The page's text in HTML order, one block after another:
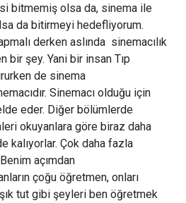
bitmemiş olsa da, sinema ile
da bitirmeyi hedefliyorum.
derken aslında sinemacılık
şey. Yani bir insan Tıp
de sinema
Sinemacı olduğu için
eder. Diğer bölümlerde
okuyanlara göre biraz daha
kalıyorlar. Çok daha fazla
açımdan
çoğu öğretmen, onları
tut gibi şeyleri ben öğretmek